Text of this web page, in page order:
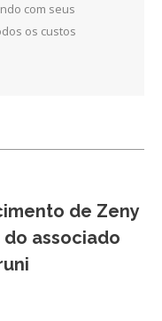
com seus
os custos
de Zeny
associado